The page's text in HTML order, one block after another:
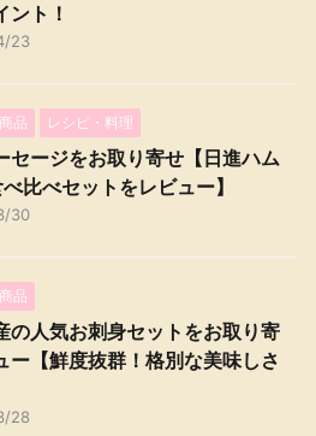
ント！
23
品 レシピ・料理
セージをお取り寄せ【日進ハム
比べセットをレビュー】
30
品
の人気お刺身セットをお取り寄
ー【鮮度抜群！格別な美味しさ
28